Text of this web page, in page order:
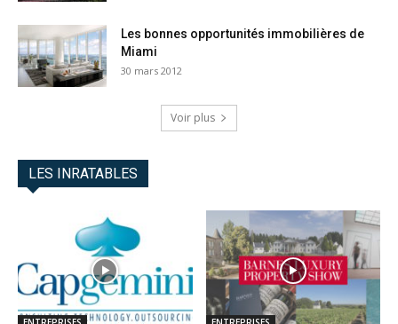
Les bonnes opportunités immobilières de
Miami
30 mars 2012
Voir plus
LES INRATABLES